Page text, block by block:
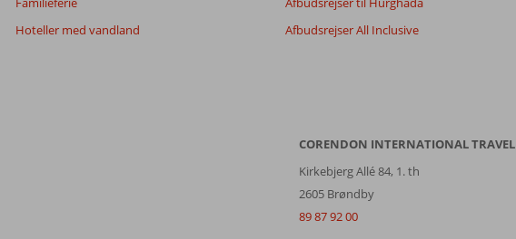
Hoteller med vandland
Afbudsrejser All Inclusive
CORENDON INTERNATIONAL TRAVEL
Kirkebjerg Allé 84, 1. th
2605 Brøndby
89 87 92 00